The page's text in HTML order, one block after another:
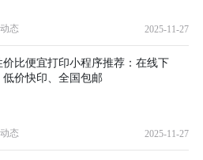
态 2025-11-27
价比便宜打印小程序推荐：在线下
低价快印、全国包邮
态 2025-11-27